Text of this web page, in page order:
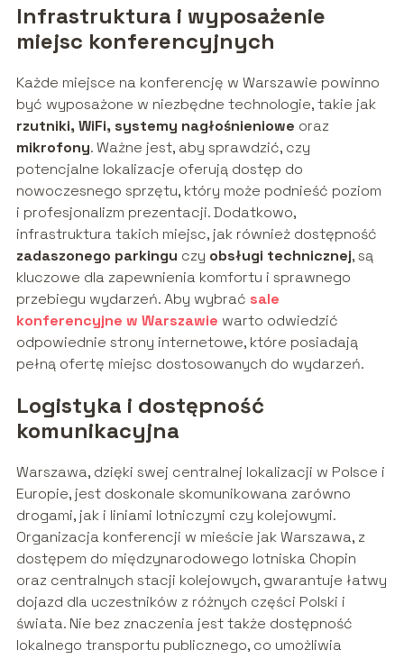
Infrastruktura i wyposażenie
miejsc konferencyjnych
Każde miejsce na konferencję w Warszawie powinno
być wyposażone w niezbędne technologie, takie jak
rzutniki, WiFi, systemy nagłośnieniowe oraz
mikrofony. Ważne jest, aby sprawdzić, czy
potencjalne lokalizacje oferują dostęp do
nowoczesnego sprzętu, który może podnieść poziom
i profesjonalizm prezentacji. Dodatkowo,
infrastruktura takich miejsc, jak również dostępność
zadaszonego parkingu czy obsługi technicznej, są
kluczowe dla zapewnienia komfortu i sprawnego
przebiegu wydarzeń. Aby wybrać sale
konferencyjne w Warszawie warto odwiedzić
odpowiednie strony internetowe, które posiadają
pełną ofertę miejsc dostosowanych do wydarzeń.
Logistyka i dostępność
komunikacyjna
Warszawa, dzięki swej centralnej lokalizacji w Polsce i
Europie, jest doskonale skomunikowana zarówno
drogami, jak i liniami lotniczymi czy kolejowymi.
Organizacja konferencji w mieście jak Warszawa, z
dostępem do międzynarodowego lotniska Chopin
oraz centralnych stacji kolejowych, gwarantuje łatwy
dojazd dla uczestników z różnych części Polski i
świata. Nie bez znaczenia jest także dostępność
lokalnego transportu publicznego, co umożliwia